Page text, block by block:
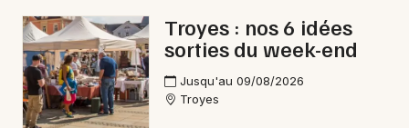
Reggae dans le Grand EstTroyes : nos 6 idées
sorties du week-end
Jusqu'au 09/08/2026
Troyes